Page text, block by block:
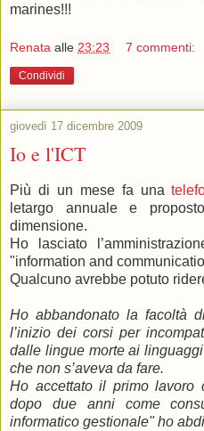
marines!!!
Renata alle 23:23 7 commenti:
Condividi
giovedì 17 dicembre 2009
Io e l'ICT
Più di un mese fa una
letargo annuale e
dimensione.
Ho lasciato
"information and
Qualcuno avrebbe potuto
Ho abbandonato la facoltà
l’inizio dei corsi per
dalle lingue morte ai
che non s’aveva da fare.
Ho accettato il primo lavoro
dopo due anni come
informatico gestionale" ho